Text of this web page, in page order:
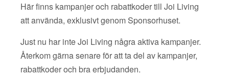
Här finns kampanjer och rabattkoder till Joi Living
att använda, exklusivt genom Sponsorhuset.
Just nu har inte Joi Living några aktiva kampanjer.
Återkom gärna senare för att ta del av kampanjer,
rabattkoder och bra erbjudanden.